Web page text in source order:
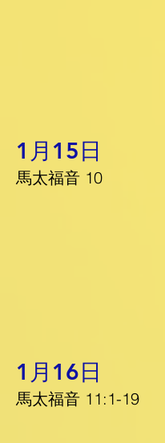
1月15日
馬太福音 10
1月16日
馬太福音 11:1-19